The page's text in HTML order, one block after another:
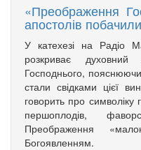
«Преображення
апостолів
У катехезі на Радіо
розкриває
Господнього,
стали свідками цієї
говорить про
першоплодів,
Преображення
Богоявленням.